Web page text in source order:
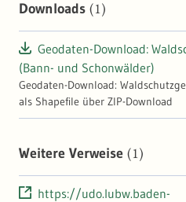
Downloads (1)
Geodaten-Download:
(Bann- und Schonwälder)
Geodaten-Download:
als Shapefile über ZIP-Download
Weitere Verweise (1)
https://udo.lubw.baden-